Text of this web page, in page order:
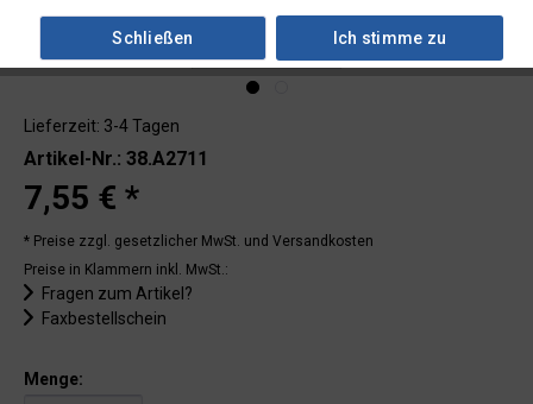
Lieferzeit: 3-4 Tagen
Artikel-Nr.: 38.A2711
7,55 € *
* Preise zzgl. gesetzlicher MwSt. und Versandkosten
Preise in Klammern inkl. MwSt.:
Fragen zum Artikel?
Faxbestellschein
Menge:
Ich stimme zu
Schließen